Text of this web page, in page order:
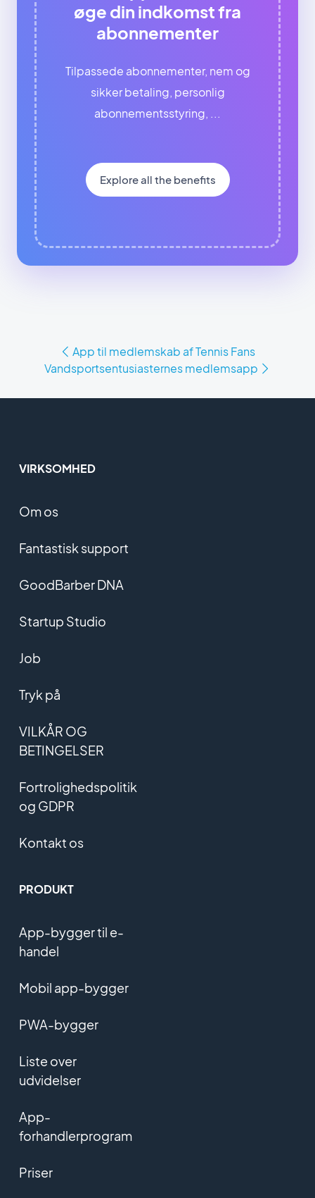
øge din indkomst fra
abonnementer
Tilpassede abonnementer, nem og
sikker betaling, personlig
abonnementsstyring, ...
Explore all the benefits
App til medlemskab af Tennis Fans
Vandsportsentusiasternes medlemsapp
VIRKSOMHED
Om os
Fantastisk support
GoodBarber DNA
Startup Studio
Job
Tryk på
VILKÅR OG
BETINGELSER
Fortrolighedspolitik
og GDPR
Kontakt os
PRODUKT
App-bygger til e-
handel
Mobil app-bygger
PWA-bygger
Liste over
udvidelser
App-
forhandlerprogram
Priser